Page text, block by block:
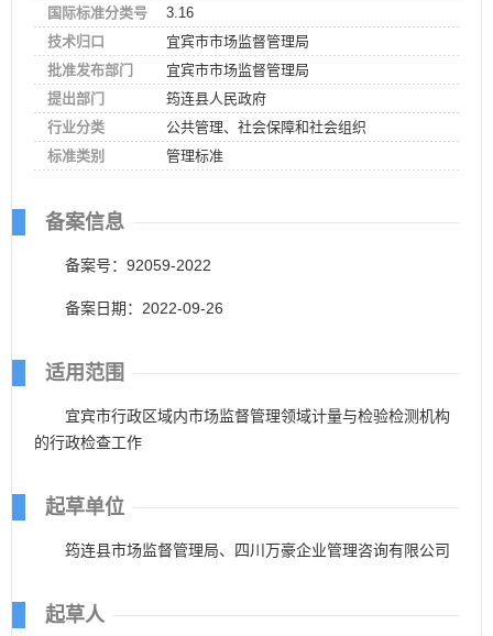
国际标准分类号
3.16
技术归口
宜宾市市场监督管理局
批准发布部门
宜宾市市场监督管理局
提出部门
筠连县人民政府
行业分类
公共管理、社会保障和社会组织
标准类别
管理标准
备案信息
备案号：92059-2022
备案日期：2022-09-26
适用范围
宜宾市行政区域内市场监督管理领域计量与检验检测机构
的行政检查工作
起草单位
筠连县市场监督管理局、四川万豪企业管理咨询有限公司
起草人